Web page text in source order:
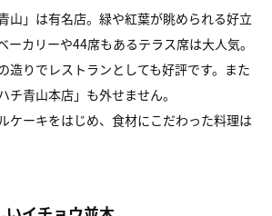
山」は有名店。緑や紅葉が眺められる好立
ーカリーや44席もあるテラス席は大人気。
造りでレストランとしても好評です。また
チ青山本店」も外せません。
ケーキをはじめ、食材にこだわった料理は